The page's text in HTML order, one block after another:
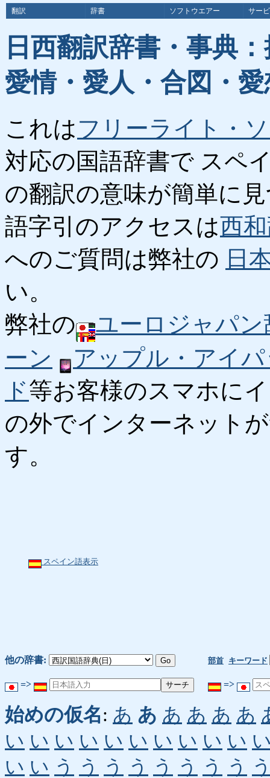
翻訳 辞書 ソフトウエアー サー
日西翻訳辞書・事典
愛情・愛人・合図・
これはフリーライト・
対応の国語辞書で スペ
の翻訳の意味が簡単に
語字引のアクセスは西
へのご質問は弊社の 日
い。
弊社の
ユーロジャパン
ーン
アップル・アイ
ド等お客様のスマホに
の外でインターネット
す。
スペイン語表示
他の辞書: 部首 キーワード
=> =>
始めの仮名: あ あ あ あ あ あ
い い い い い い い い い い
い い う う う う う う う う